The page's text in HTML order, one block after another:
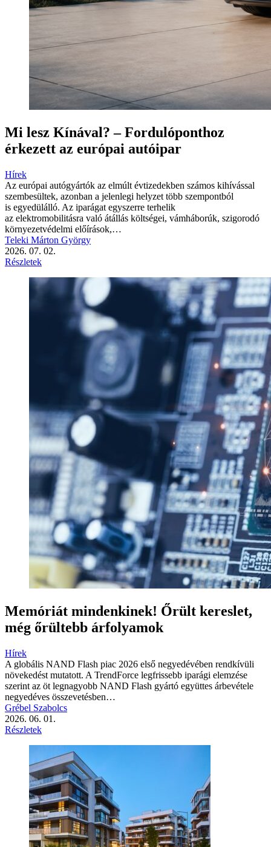
Mi lesz Kínával? – Fordulóponthoz
érkezett az európai autóipar
Hírek
Az európai autógyártók az elmúlt évtizedekben számos kihívással
szembesültek, azonban a jelenlegi helyzet több szempontból
is egyedülálló. Az iparágat egyszerre terhelik
az elektromobilitásra való átállás költségei, vámháborúk, szigorodó
környezetvédelmi előírások,…
Teleki Márton György
2026. 07. 02.
Részletek
Memóriát mindenkinek! Őrült kereslet,
még őrültebb árfolyamok
Hírek
A globális NAND Flash piac 2026 első negyedévében rendkívüli
növekedést mutatott. A TrendForce legfrissebb iparági elemzése
szerint az öt legnagyobb NAND Flash gyártó együttes árbevétele
negyedéves összevetésben…
Grébel Szabolcs
2026. 06. 01.
Részletek